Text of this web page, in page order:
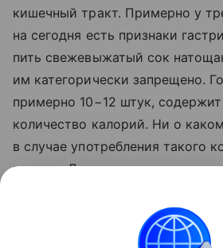
кишечный тракт. Примерно у
на сегодня есть признаки
пить свежевыжатый сок
им категорически запрещено.
примерно 10−12 штук,
количество калорий. Ни о
в случае употребления такого
не идет. Да, орехи полезны, но
употреблять эту порцию два